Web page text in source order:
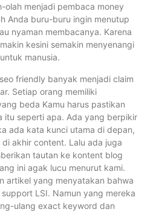
olah menjadi pembaca money
Anda buru-buru ingin menutup
nyaman membacanya. Karena
kesini semakin menyenangi
manusia.
friendly banyak menjadi claim
Setiap orang memiliki
beda Kamu harus pastikan
itu seperti apa. Ada yang berpikir
ada kata kunci utama di depan,
akhir content. Lalu ada juga
tautan ke kontent blog
ini agak lucu menurut kami.
artikel yang menyatakan bahwa
LSI. Namun yang mereka
ulang exact keyword dan